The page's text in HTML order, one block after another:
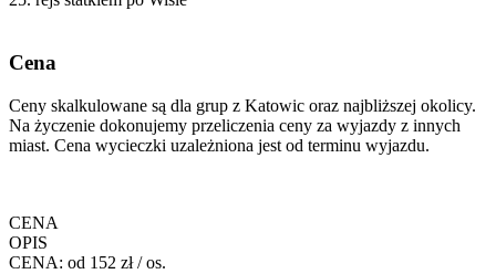
Cena
Ceny skalkulowane są dla grup z Katowic oraz najbliższej okolicy.
Na życzenie dokonujemy przeliczenia ceny za wyjazdy z innych
miast. Cena wycieczki uzależniona jest od terminu wyjazdu.
CENA
OPIS
CENA: od 152 zł / os.